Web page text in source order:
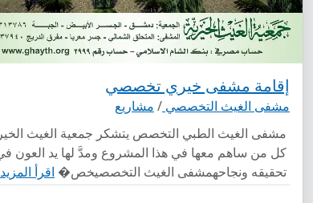
إقامة مشفى خيري تخصصي
مشفى الغيث التخصصي / مشاريع
مشفى الغيث الطبي التخصص يتشكر جمعية الغيث
كل من ساهم معها في هذا المشروع ومدَّ لها يد العون
تحقيقه ونجاحهمشفى الغيث التخصصيخص� اقرأ